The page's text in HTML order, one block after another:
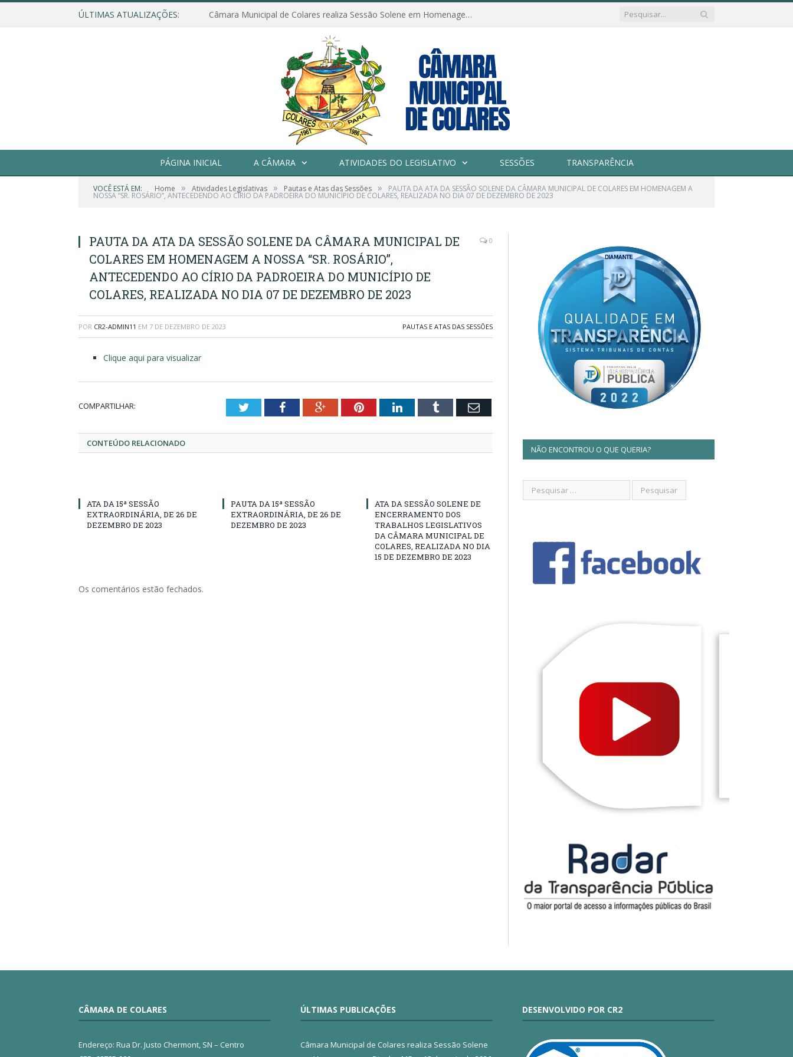
ÚLTIMAS ATUALIZAÇÕES: Câmara Municipal de Colares realiza Sessão Solene em Homenagem ao Dia das Mães
PÁGINA INICIAL A CÂMARA ATIVIDADES DO LEGISLATIVO SESSÕES TRANSPARÊNCIA
VOCÊ ESTÁ EM: Home » Atividades Legislativas » Pautas e Atas das Sessões » PAUTA DA ATA DA SESSÃO SOLENE DA CÂMARA MUNICIPAL DE COLARES EM HOMENAGEM A
NOSSA “SR. ROSÁRIO”, ANTECEDENDO AO CÍRIO DA PADROEIRA DO MUNICÍPIO DE COLARES, REALIZADA NO DIA 07 DE DEZEMBRO DE 2023
PAUTA DA ATA DA SESSÃO SOLENE DA CÂMARA MUNICIPAL DE
COLARES EM HOMENAGEM A NOSSA “SR. ROSÁRIO”,
ANTECEDENDO AO CÍRIO DA PADROEIRA DO MUNICÍPIO DE
COLARES, REALIZADA NO DIA 07 DE DEZEMBRO DE 2023
0
POR CR2-ADMIN11 EM 7 DE DEZEMBRO DE 2023 PAUTAS E ATAS DAS SESSÕES
Clique aqui para visualizar
COMPARTILHAR: TwitterFacebookGoogle+PinterestLinkedInTumblr Email
CONTEÚDO RELACIONADO
ATA DA 15ª SESSÃO
EXTRAORDINÁRIA, DE 26 DE
DEZEMBRO DE 2023
PAUTA DA 15ª SESSÃO
EXTRAORDINÁRIA, DE 26 DE
DEZEMBRO DE 2023
ATA DA SESSÃO SOLENE DE
ENCERRAMENTO DOS
TRABALHOS LEGISLATIVOS
DA CÂMARA MUNICIPAL DE
COLARES, REALIZADA NO DIA
15 DE DEZEMBRO DE 2023
Os comentários estão fechados.
NÃO ENCONTROU O QUE QUERIA?
CÂMARA DE COLARES
Endereço: Rua Dr. Justo Chermont, SN – Centro
ÚLTIMAS PUBLICAÇÕES
Câmara Municipal de Colares realiza Sessão Solene
DESENVOLVIDO POR CR2